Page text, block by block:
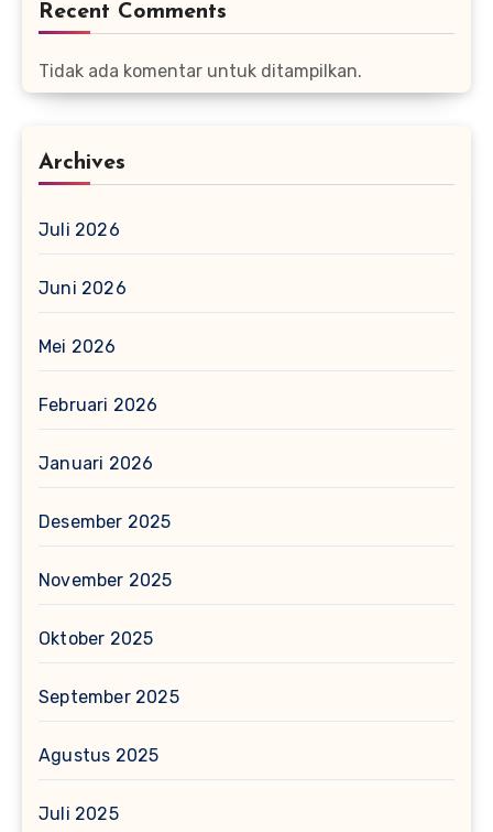
Recent Comments
Tidak ada komentar untuk ditampilkan.
Archives
Juli 2026
Juni 2026
Mei 2026
Februari 2026
Januari 2026
Desember 2025
November 2025
Oktober 2025
September 2025
Agustus 2025
Juli 2025